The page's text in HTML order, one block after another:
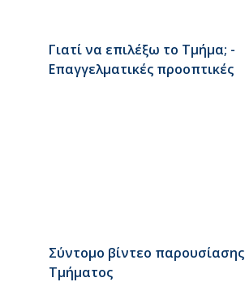
Γιατί να επιλέξω το Τμήμα; -
Επαγγελματικές προοπτικές
Σύντομο βίντεο παρουσίασης
Τμήματος